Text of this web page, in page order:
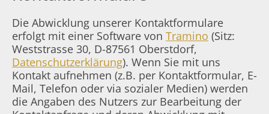
Die Abwicklung unserer Kontaktformulare
erfolgt mit einer Software von Tramino (Sitz:
Weststrasse 30, D-87561 Oberstdorf,
Datenschutzerklärung). Wenn Sie mit uns
Kontakt aufnehmen (z.B. per Kontaktformular, E-
Mail, Telefon oder via sozialer Medien) werden
die Angaben des Nutzers zur Bearbeitung der